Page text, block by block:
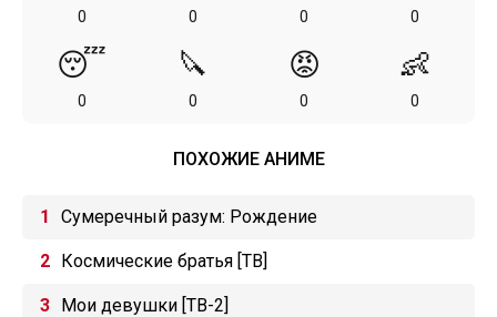
0 0 0 0
😴
0
🔪
0
😡
0
👶
0
ПОХОЖИЕ АНИМЕ
Сумеречный разум: Рождение
Космические братья [ТВ]
Мои девушки [ТВ-2]